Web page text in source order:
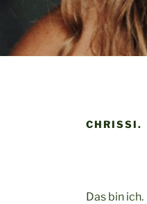
CHRISSI.
Das bin ich.